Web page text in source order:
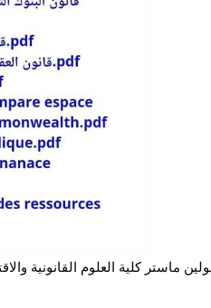
ماستر كلية العلوم القانونية